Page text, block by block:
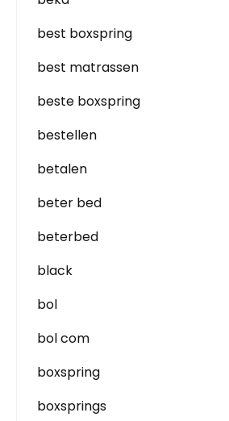
best boxspring
best matrassen
beste boxspring
bestellen
betalen
beter bed
beterbed
black
bol
bol com
boxspring
boxsprings